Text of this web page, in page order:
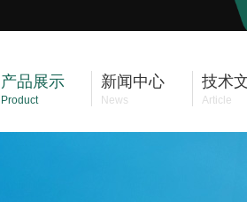
产品展示
Product
新闻中心
News
技术
Article